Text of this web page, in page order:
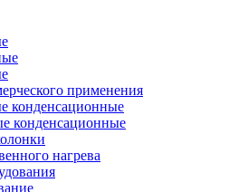
применения
конденсационные
конденсационные
нагрева